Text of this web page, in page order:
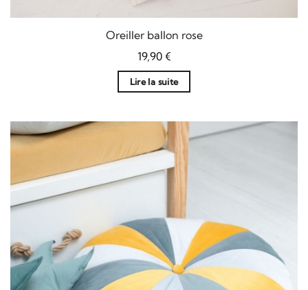
Oreiller ballon rose
19,90 €
Lire la suite